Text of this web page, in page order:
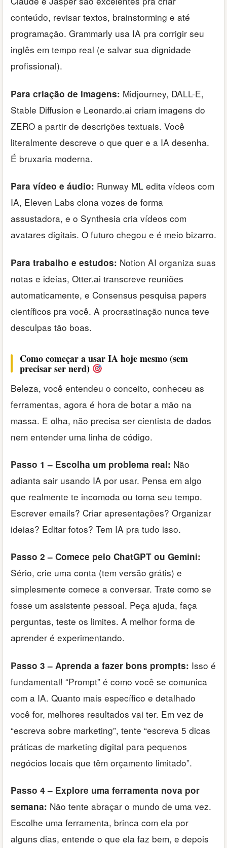
conteúdo, revisar textos, brainstorming e até
programação. Grammarly usa IA pra corrigir seu
inglês em tempo real (e salvar sua dignidade
profissional).
Para criação de imagens: Midjourney, DALL-E,
Stable Diffusion e Leonardo.ai criam imagens do
ZERO a partir de descrições textuais. Você
literalmente descreve o que quer e a IA desenha.
É bruxaria moderna.
Para vídeo e áudio: Runway ML edita vídeos com
IA, Eleven Labs clona vozes de forma
assustadora, e o Synthesia cria vídeos com
avatares digitais. O futuro chegou e é meio bizarro.
Para trabalho e estudos: Notion AI organiza suas
notas e ideias, Otter.ai transcreve reuniões
automaticamente, e Consensus pesquisa papers
científicos pra você. A procrastinação nunca teve
desculpas tão boas.
Como começar a usar IA hoje mesmo (sem
precisar ser nerd)
Beleza, você entendeu o conceito, conheceu as
ferramentas, agora é hora de botar a mão na
massa. E olha, não precisa ser cientista de dados
nem entender uma linha de código.
Passo 1 – Escolha um problema real: Não
adianta sair usando IA por usar. Pensa em algo
que realmente te incomoda ou toma seu tempo.
Escrever emails? Criar apresentações? Organizar
ideias? Editar fotos? Tem IA pra tudo isso.
Passo 2 – Comece pelo ChatGPT ou Gemini:
Sério, crie uma conta (tem versão grátis) e
simplesmente comece a conversar. Trate como se
fosse um assistente pessoal. Peça ajuda, faça
perguntas, teste os limites. A melhor forma de
aprender é experimentando.
Passo 3 – Aprenda a fazer bons prompts: Isso é
fundamental! “Prompt” é como você se comunica
com a IA. Quanto mais específico e detalhado
você for, melhores resultados vai ter. Em vez de
“escreva sobre marketing”, tente “escreva 5 dicas
práticas de marketing digital para pequenos
negócios locais que têm orçamento limitado”.
Passo 4 – Explore uma ferramenta nova por
semana: Não tente abraçar o mundo de uma vez.
Escolhe uma ferramenta, brinca com ela por
alguns dias, entende o que ela faz bem, e depois